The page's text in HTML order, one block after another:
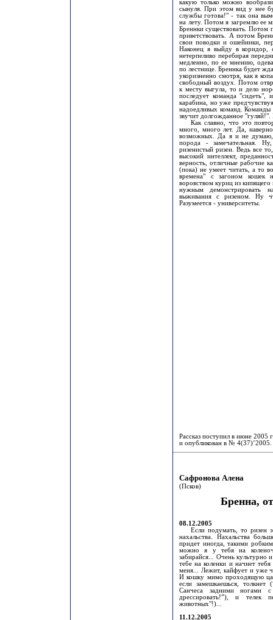
какую только можно
сынуля. При этом вид у нее
службы готова!" - так она
на лету. Потом я загремлю ее
Бреннки существовать. Потом
приветствовать. А потом
свои поводки и ошейники,
Наконец я выйду в коридор,
нетерпеливо перебирая
медленно, по ее мнению,
по лестнице. Бреннка будет
укоризненно смотря, как я
свободный воздух. Потом
к месту выгула, то и дело
последует команда "сидеть",
карабина, но уже
надоедливых команд.
звучит долгожданное
Как славно, что это
много, много лет. Да,
возможных. Да я и не
порода - замечательная.
ризенистый ризен. Ведь все
высокий интеллект,
верность, отличные рабочие
(пока) не умеет читать, а то
времена" с загоном кошек
воровством куриц из кипящего
нужным демонстрировать
выживания с ризеном. Ну
Разумеется - университеты.
Рассказ поступил в июне 2005
и опубликован в № 4(37)’2005.
Сафронова Алена
(Псков)
Бренна,
08.12.2005
Если подумать, то ризен
нахальства. Нахальства
придет иногда, такими
можно я у тебя на
забирайся... Очень культурно
тебе на коленки и начнет
меня... Лежит, кайфует и уже
И кошку мимо проходящую
если замешкаешься, толкнет
Санчеса задними ногами
дрессировать!”), и телек
животных"!)...
11.12.2005